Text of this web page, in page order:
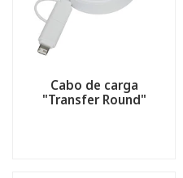
Cabo de carga
"Transfer Round"